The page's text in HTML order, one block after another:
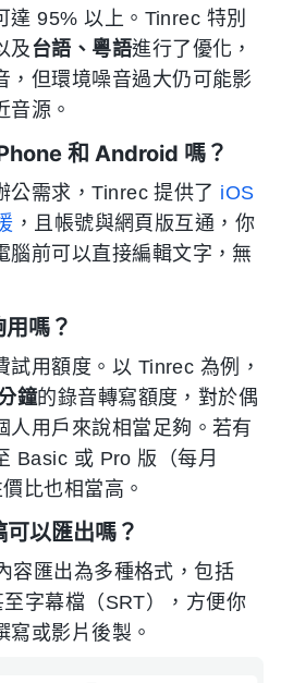
達 95% 以上。Tinrec 特別
及台語、粵語進行了優化，
，但環境噪音過大仍可能影
音源。
和 Android 嗎？
公需求，Tinrec 提供了 iOS
，且帳號與網頁版互通，你
腦前可以直接編輯文字，無
嗎？
試用額度。以 Tinrec 為例，
鐘的錄音轉寫額度，對於偶
人用戶來說相當足夠。若有
Basic 或 Pro 版（每月
比也相當高。
以匯出嗎？
容匯出為多種格式，包括
字幕檔（SRT），方便你
寫或影片後製。